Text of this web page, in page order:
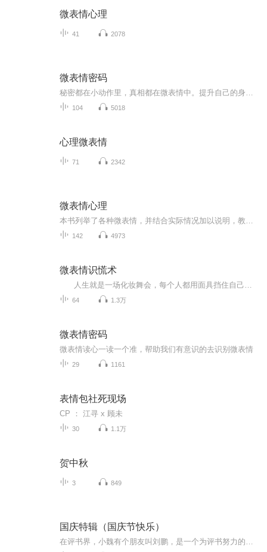
微表情心理
41 2078
微表情密码
104 5018
心理微表情
71 2342
微表情心理
142 4973
微表情识慌术
64 1.3万
微表情密码
微表情读心一读一个准，帮助我们有意识的去识别微表情
29 1161
表情包社死现场
CP ： 江寻 x 顾未
30 1.1万
贺中秋
3 849
国庆特辑（国庆节快乐）